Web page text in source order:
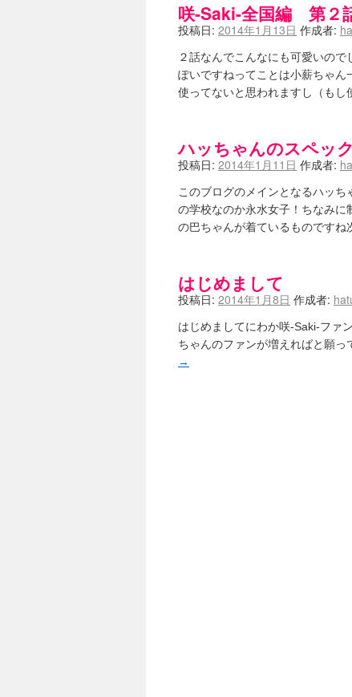
咲-Saki-全国編 第２
投稿日: 2014年1月13日 作成者:
２話なんでこんなにも可愛いの
ぽいですねってことは小薪ちゃ
使ってないと思われますし（も
ハッちゃんのスペック
投稿日: 2014年1月11日 作成者:
このブログのメインとなるハッ
の学校なのか永水女子！ちなみ
の巴ちゃんが着ているものです
はじめまして
投稿日: 2014年1月8日 作成者:
はじめましてにわか咲-Saki-ファ
ちゃんのファンが増えればと願
→